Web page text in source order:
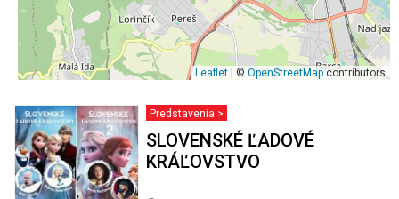
Leaflet | © OpenStreetMapcontributors
Predstavenia >
SLOVENSKÉ ĽADOVÉ
KRÁĽOVSTVO